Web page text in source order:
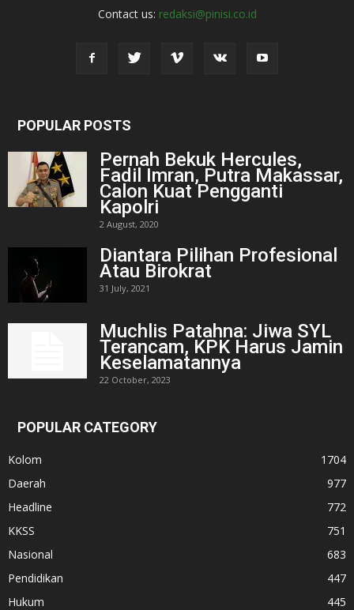
Contact us: redaksi@pinisi.co.id
POPULAR POSTS
Pernah Bekuk Hercules,
Fadil Imran, Putra Makassar,
Calon Kuat Pengganti
Kapolri
2 August, 2020
Diantara Pilihan Profesional
Atau Birokrat
31 July, 2021
Muchlis Patahna: Jiwa SYL
Terancam, KPK Harus Jamin
Keselamatannya
22 October, 2023
POPULAR CATEGORY
Kolom
1704
Daerah
977
Headline
772
KKSS
751
Nasional
683
Pendidikan
447
Hukum
445